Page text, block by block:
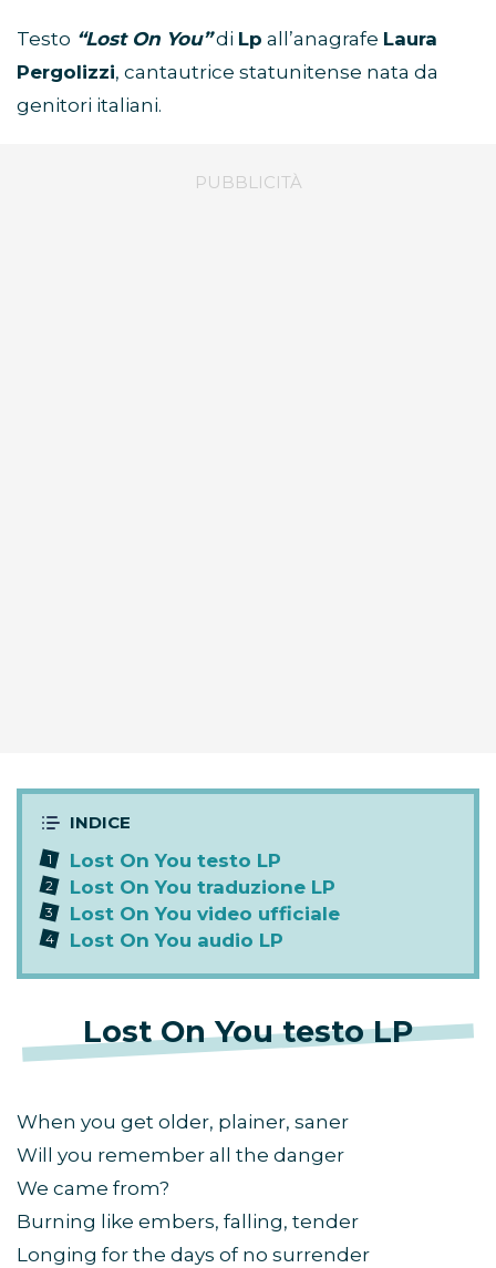
Testo “Lost On You”di Lp all’anagrafe Laura
Pergolizzi, cantautrice statunitense nata da
genitori italiani.
Lost On You testo LP
Lost On You traduzione LP
Lost On You video ufficiale
Lost On You audio LP
Lost On You testo LP
When you get older, plainer, saner
Will you remember all the danger
We came from?
Burning like embers, falling, tender
Longing for the days of no surrender